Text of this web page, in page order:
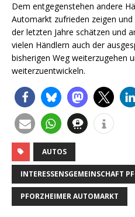
Dem entgegenstehen andere
Automarkt zufrieden zeigen
der letzten Jahre schätzen und
vielen Händlern auch der
bisherigen Weg weiterzugehen
weiterzuentwickeln.
AUTOS
INTERESSENSGEMEINSCHAFT
PFORZHEIMER AUTOMARKT